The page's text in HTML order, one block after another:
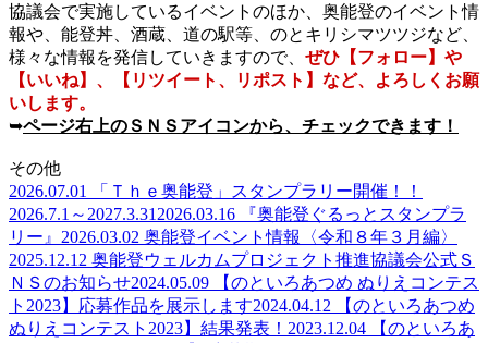
協議会で実施しているイベントのほか、奥能登のイベント情
報や、能登丼、酒蔵、道の駅等、のとキリシマツツジなど、
様々な情報を発信していきますので、 ぜひ【フォロー】や
【いいね】、【リツイート、リポスト】など、よろしくお願
いします。
➥ページ右上のＳＮＳアイコンから、チェックできます！
その他
2026.07.01 「Ｔｈｅ奥能登」スタンプラリー開催！！
2026.7.1～2027.3.312026.03.16 『奥能登ぐるっとスタンプラ
リー』 2026.03.02 奥能登イベント情報〈令和８年３月編〉
2025.12.12 奥能登ウェルカムプロジェクト推進協議会公式Ｓ
ＮＳのお知らせ2024.05.09 【のといろあつめ ぬりえコンテス
ト2023】応募作品を展示します2024.04.12 【のといろあつめ
ぬりえコンテスト2023】結果発表！ 2023.12.04 【のといろあ